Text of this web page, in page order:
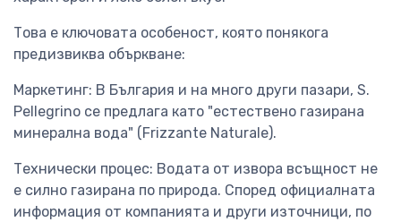
Това е ключовата особеност, която понякога
предизвиква объркване:
Маркетинг: В България и на много други пазари, S.
Pellegrino се предлага като "естествено газирана
минерална вода" (Frizzante Naturale).
Технически процес: Водата от извора всъщност не
е силно газирана по природа. Според официалната
информация от компанията и други източници, по